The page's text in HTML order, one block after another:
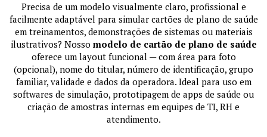
Precisa de um modelo visualmente claro, profissional e
facilmente adaptável para simular cartões de plano de saúde
em treinamentos, demonstrações de sistemas ou materiais
ilustrativos? Nosso modelo de cartão de plano de saúde
oferece um layout funcional — com área para foto
(opcional), nome do titular, número de identificação, grupo
familiar, validade e dados da operadora. Ideal para uso em
softwares de simulação, prototipagem de apps de saúde ou
criação de amostras internas em equipes de TI, RH e
atendimento.